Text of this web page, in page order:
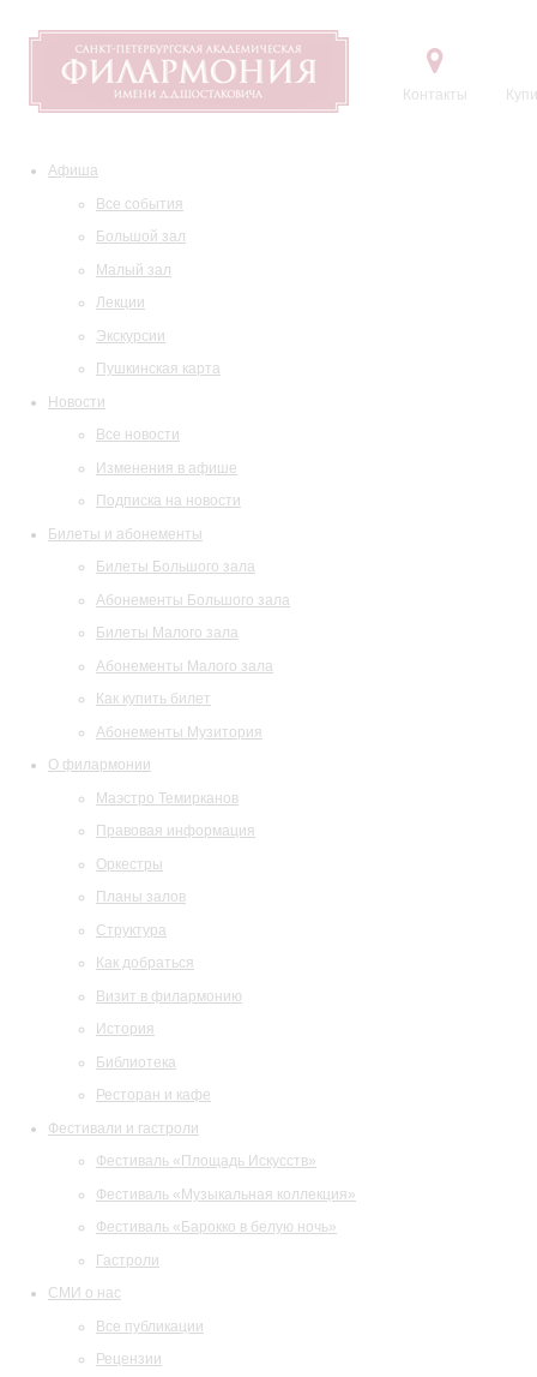
Контакты
Афиша
Все события
Большой зал
Малый зал
Лекции
Экскурсии
Пушкинская карта
Новости
Все новости
Изменения в афише
Подписка на новости
Билеты и абонементы
Билеты Большого зала
Абонементы Большого зала
Билеты Малого зала
Абонементы Малого зала
Как купить билет
Абонементы Музитория
О филармонии
Маэстро Темирканов
Правовая информация
Оркестры
Планы залов
Структура
Как добраться
Визит в филармонию
История
Библиотека
Ресторан и кафе
Фестивали и гастроли
Фестиваль «Площадь Искусств»
Фестиваль «Музыкальная коллекция»
Фестиваль «Барокко в белую ночь»
Гастроли
СМИ о нас
Все публикации
Рецензии